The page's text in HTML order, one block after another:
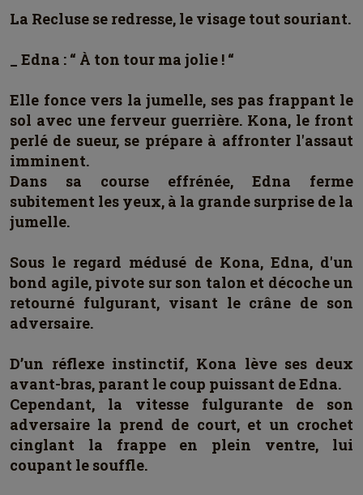
La Recluse se redresse, le visage tout souriant.
_ Edna : “ À ton tour ma jolie ! “
Elle fonce vers la jumelle, ses pas frappant le
sol avec une ferveur guerrière. Kona, le front
perlé de sueur, se prépare à affronter l'assaut
imminent.
Dans sa course effrénée, Edna ferme
subitement les yeux, à la grande surprise de la
jumelle.
Sous le regard médusé de Kona, Edna, d'un
bond agile, pivote sur son talon et décoche un
retourné fulgurant, visant le crâne de son
adversaire.
D’un réflexe instinctif, Kona lève ses deux
avant-bras, parant le coup puissant de Edna.
Cependant, la vitesse fulgurante de son
adversaire la prend de court, et un crochet
cinglant la frappe en plein ventre, lui
coupant le souffle.